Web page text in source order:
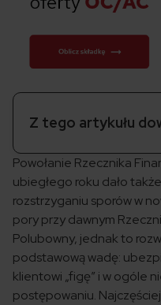
Z tego artykułu
Powołanie Rzecznika
ubiegłego roku dało
rozstrzyganiu sporów w
pory przy dawnym
Polubowny, jednak to
podstawową wadę:
klientowi „figę” i w ogóle
postępowaniu.